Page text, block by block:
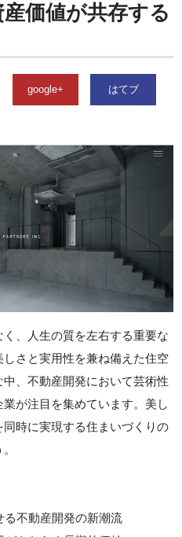
価値が共存する
google+ はてブ
、人生の質を左右する重要な
さと実用性を兼ね備えた住空
、不動産開発において芸術性
が注目を集めています。美し
時に実現する住まいづくりの
る不動産開発の新潮流